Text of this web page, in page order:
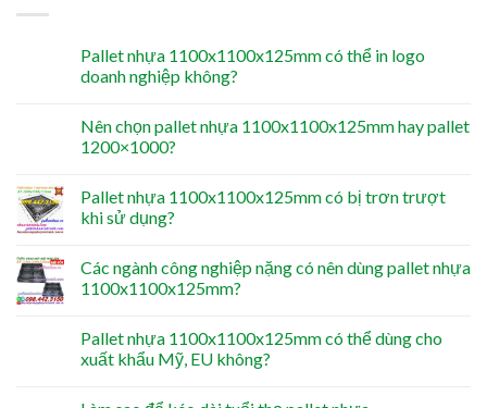
Pallet nhựa 1100x1100x125mm có thể in logo
doanh nghiệp không?
Nên chọn pallet nhựa 1100x1100x125mm hay pallet
1200×1000?
Pallet nhựa 1100x1100x125mm có bị trơn trượt
khi sử dụng?
Các ngành công nghiệp nặng có nên dùng pallet nhựa
1100x1100x125mm?
Pallet nhựa 1100x1100x125mm có thể dùng cho
xuất khẩu Mỹ, EU không?